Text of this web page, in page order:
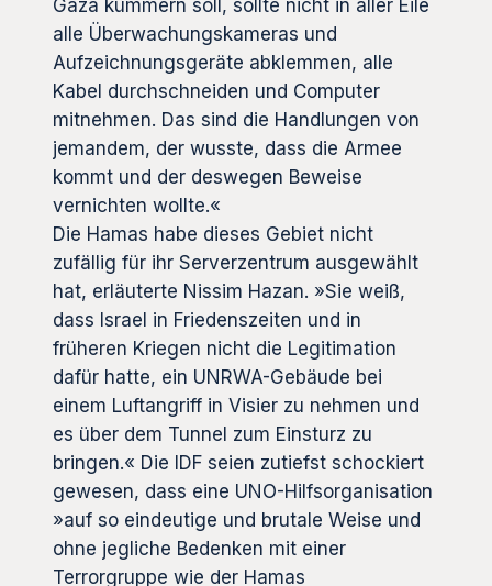
Gaza kümmern soll, sollte nicht in aller Eile
alle Überwachungskameras und
Aufzeichnungsgeräte abklemmen, alle
Kabel durchschneiden und Computer
mitnehmen. Das sind die Handlungen von
jemandem, der wusste, dass die Armee
kommt und der deswegen Beweise
vernichten wollte.«
Die Hamas habe dieses Gebiet nicht
zufällig für ihr Serverzentrum ausgewählt
hat, erläuterte Nissim Hazan. »Sie weiß,
dass Israel in Friedenszeiten und in
früheren Kriegen nicht die Legitimation
dafür hatte, ein UNRWA-Gebäude bei
einem Luftangriff in Visier zu nehmen und
es über dem Tunnel zum Einsturz zu
bringen.« Die IDF seien zutiefst schockiert
gewesen, dass eine UNO-Hilfsorganisation
»auf so eindeutige und brutale Weise und
ohne jegliche Bedenken mit einer
Terrorgruppe wie der Hamas